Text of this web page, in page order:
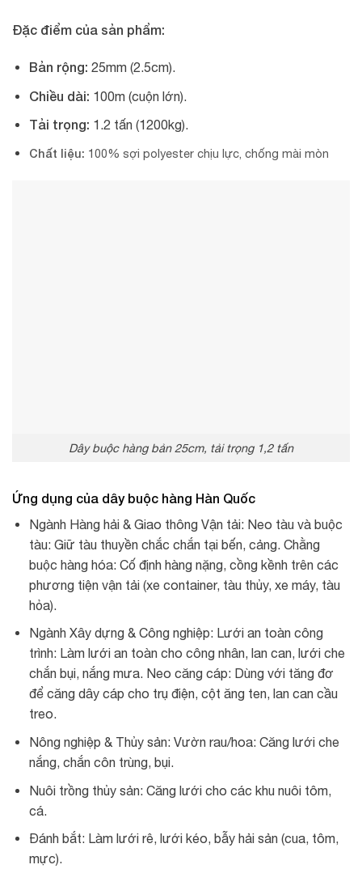
Đặc điểm của sản phẩm:
Bản rộng: 25mm (2.5cm).
Chiều dài: 100m (cuộn lớn).
Tải trọng: 1.2 tấn (1200kg).
Chất liệu: 100% sợi polyester chịu lực, chống mài mòn
Dây buộc hàng bản 25cm, tải trọng 1,2 tấn
Ứng dụng của dây buộc hàng Hàn Quốc
Ngành Hàng hải & Giao thông Vận tải: Neo tàu và buộc
tàu: Giữ tàu thuyền chắc chắn tại bến, cảng. Chằng
buộc hàng hóa: Cố định hàng nặng, cồng kềnh trên các
phương tiện vận tải (xe container, tàu thủy, xe máy, tàu
hỏa).
Ngành Xây dựng & Công nghiệp: Lưới an toàn công
trình: Làm lưới an toàn cho công nhân, lan can, lưới che
chắn bụi, nắng mưa. Neo căng cáp: Dùng với tăng đơ
để căng dây cáp cho trụ điện, cột ăng ten, lan can cầu
treo.
Nông nghiệp & Thủy sản: Vườn rau/hoa: Căng lưới che
nắng, chắn côn trùng, bụi.
Nuôi trồng thủy sản: Căng lưới cho các khu nuôi tôm,
cá.
Đánh bắt: Làm lưới rê, lưới kéo, bẫy hải sản (cua, tôm,
mực).